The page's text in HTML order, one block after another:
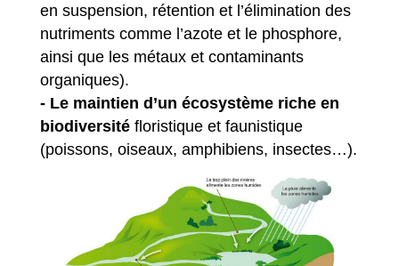
en suspension, rétention et l’élimination des
nutriments comme l’azote et le phosphore,
ainsi que les métaux et contaminants
organiques).
- Le maintien d’un écosystème riche en
biodiversité floristique et faunistique
(poissons, oiseaux, amphibiens, insectes…).